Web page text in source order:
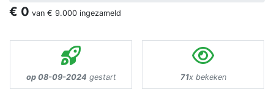
€ 0 van € 9.000 ingezameld
op 08-09-2024 gestart 71x bekeken